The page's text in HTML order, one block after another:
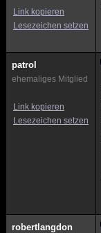
Link kopieren
Lesezeichen setzen
patrol
ehemaliges Mitglied
Link kopieren
Lesezeichen setzen
robertlangdon